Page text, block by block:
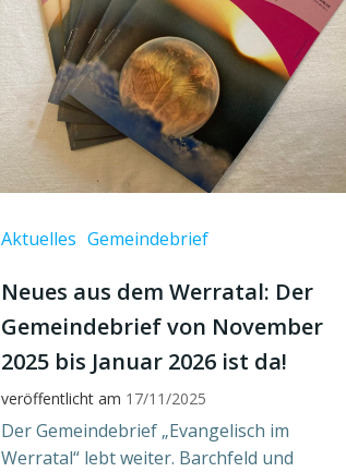
Aktuelles Gemeindebrief
Neues aus dem Werratal: Der
Gemeindebrief von November
2025 bis Januar 2026 ist da!
veröffentlicht am 17/11/2025
Der Gemeindebrief „Evangelisch im
Werratal“ lebt weiter. Barchfeld und